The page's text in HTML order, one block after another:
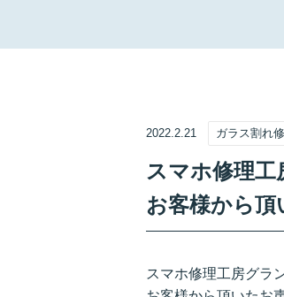
2022.2.21 ガラス割れ
スマホ修理
お客様から頂
スマホ修理工房グラ